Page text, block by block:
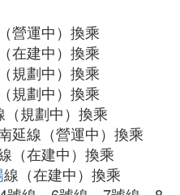
營運中）換乘
在建中）換乘
規劃中）換乘
規劃中）換乘
規劃中）換乘
延線（營運中）換乘
（在建中）換乘
線（在建中）換乘